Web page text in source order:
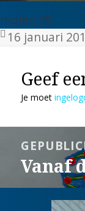
molen 29
Geplaatst
16 januari
Geef
Je moet
navigatie
Vanaf